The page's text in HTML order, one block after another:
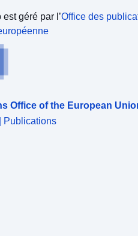
géré par l’Office des
Office of the European
Publications